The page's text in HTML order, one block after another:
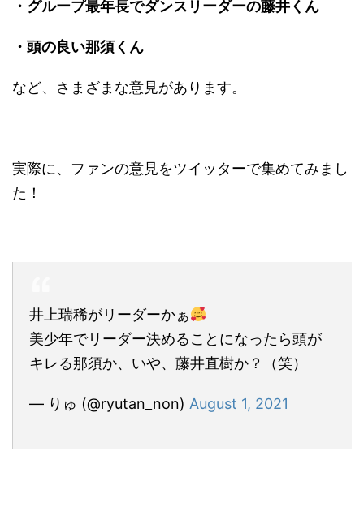
・グループ最年長でダンスリーダーの藤井くん
・頭の良い那須くん
など、さまざまな意見があります。
実際に、ファンの意見をツイッターで集めてみまし
た！
井上瑞稀がリーダーかぁ
美少年でリーダー決めることになったら頭が
キレる那須か、いや、藤井直樹か？（笑）
— りゅ (@ryutan_non) August 1, 2021